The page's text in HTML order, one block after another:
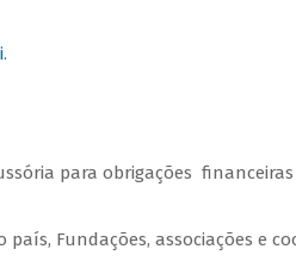
.
para obrigações
Fundações, associações e